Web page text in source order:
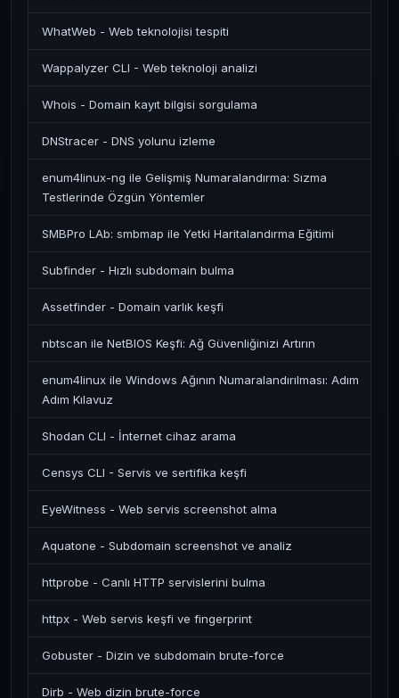
WhatWeb - Web teknolojisi tespiti
Wappalyzer CLI - Web teknoloji analizi
Whois - Domain kayıt bilgisi sorgulama
DNStracer - DNS yolunu izleme
enum4linux-ng ile Gelişmiş Numaralandırma: Sızma
Testlerinde Özgün Yöntemler
SMBPro LAb: smbmap ile Yetki Haritalandırma Eğitimi
Subfinder - Hızlı subdomain bulma
Assetfinder - Domain varlık keşfi
nbtscan ile NetBIOS Keşfi: Ağ Güvenliğinizi Artırın
enum4linux ile Windows Ağının Numaralandırılması: Adım
Adım Kılavuz
Shodan CLI - İnternet cihaz arama
Censys CLI - Servis ve sertifika keşfi
EyeWitness - Web servis screenshot alma
Aquatone - Subdomain screenshot ve analiz
httprobe - Canlı HTTP servislerini bulma
httpx - Web servis keşfi ve fingerprint
Gobuster - Dizin ve subdomain brute-force
Dirb - Web dizin brute-force